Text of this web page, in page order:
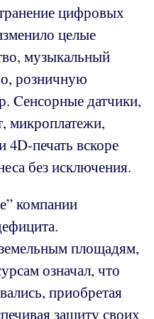
цифровых
целые
музыкальный
розничную
Cенсорные датчики,
микроплатежи,
4D-печать вскоре
без исключения.
компании
площадям,
означал, что
приобретая
защиту своих